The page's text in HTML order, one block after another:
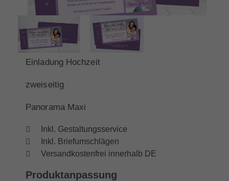
Einladung Hochzeit
zweiseitig
Panorama Maxi
Inkl. Gestaltungsservice
Inkl. Briefumschlägen
Versandkostenfrei innerhalb DE
Produktanpassung